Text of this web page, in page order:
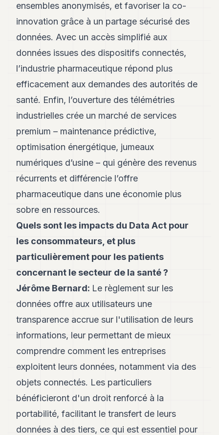
ensembles anonymisés, et favoriser la co-
innovation grâce à un partage sécurisé des
données. Avec un accès simplifié aux
données issues des dispositifs connectés,
l’industrie pharmaceutique répond plus
efficacement aux demandes des autorités de
santé. Enfin, l’ouverture des télémétries
industrielles crée un marché de services
premium – maintenance prédictive,
optimisation énergétique, jumeaux
numériques d’usine – qui génère des revenus
récurrents et différencie l’offre
pharmaceutique dans une économie plus
sobre en ressources.
Quels sont les impacts du Data Act pour
les consommateurs, et plus
particulièrement pour les patients
concernant le secteur de la santé ?
Jérôme Bernard: Le règlement sur les
données offre aux utilisateurs une
transparence accrue sur l'utilisation de leurs
informations, leur permettant de mieux
comprendre comment les entreprises
exploitent leurs données, notamment via des
objets connectés. Les particuliers
bénéficieront d'un droit renforcé à la
portabilité, facilitant le transfert de leurs
données à des tiers, ce qui est essentiel pour